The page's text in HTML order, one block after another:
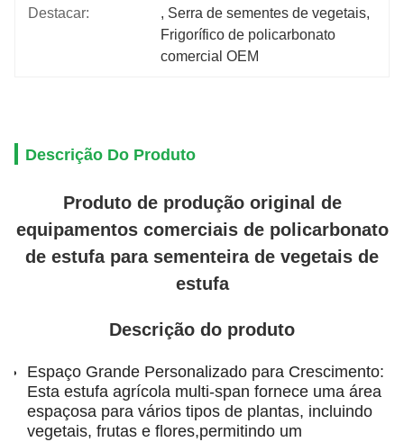
Destacar:
, Serra de sementes de vegetais,
Frigorífico de policarbonato
comercial OEM
Descrição Do Produto
Produto de produção original de
equipamentos comerciais de policarbonato
de estufa para sementeira de vegetais de
estufa
Descrição do produto
Espaço Grande Personalizado para Crescimento:
Esta estufa agrícola multi-span fornece uma área
espaçosa para vários tipos de plantas, incluindo
vegetais, frutas e flores,permitindo um